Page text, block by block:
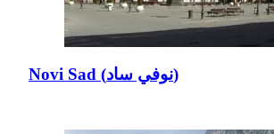
Novi Sad (نوفي ساد)